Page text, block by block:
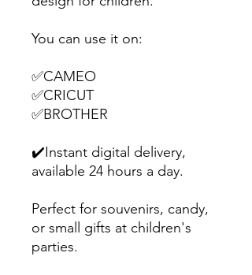
You can use it on:
✅CAMEO
✅CRICUT
✅BROTHER
✔️Instant digital delivery,
available 24 hours a day.
Perfect for souvenirs, candy,
or small gifts at children's
parties.